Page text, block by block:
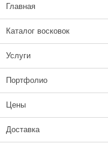
Главная
Каталог восковок
Услуги
Портфолио
Цены
Доставка